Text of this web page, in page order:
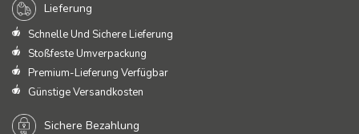
Lieferung
Schnelle Und Sichere Lieferung
Stoßfeste Umverpackung
Premium-Lieferung Verfügbar
Günstige Versandkosten
Sichere Bezahlung